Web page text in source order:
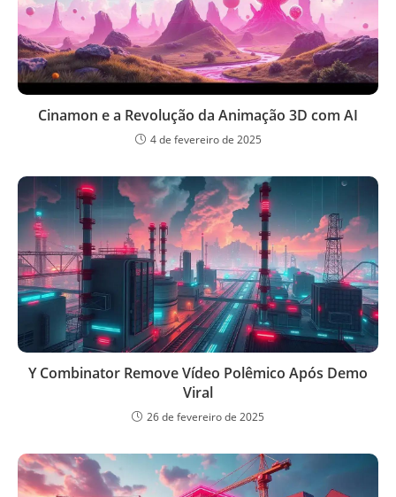
Cinamon e a Revolução da Animação 3D com AI
4 de fevereiro de 2025
Y Combinator Remove Vídeo Polêmico Após Demo
Viral
26 de fevereiro de 2025